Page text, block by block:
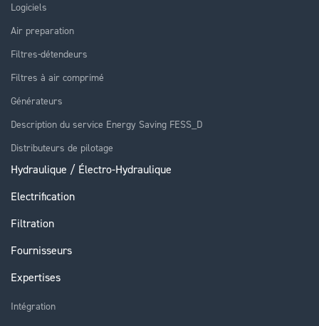
Logiciels
Air preparation
Filtres-détendeurs
Filtres à air comprimé
Générateurs
Description du service Energy Saving FESS_D
Distributeurs de pilotage
Hydraulique / Électro-Hydraulique
Electrification
Filtration
Fournisseurs
Expertises
Intégration